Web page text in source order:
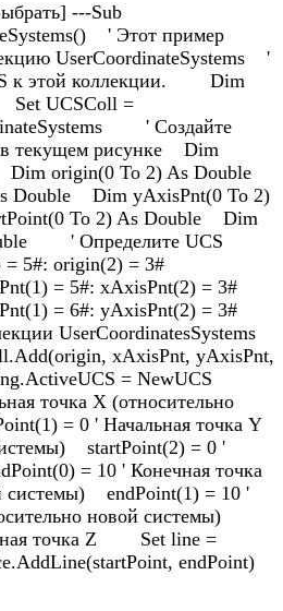
---Sub
' Этот пример
UserCoordinateSystems '
к этой коллекции. Dim
Set UCSColl =
' Создайте
текущем рисунке Dim
origin(0 To 2) As Double
Double Dim yAxisPnt(0 To 2)
To 2) As Double Dim
' Определите UCS
= 5#: origin(2) = 3#
= 5#: xAxisPnt(2) = 3#
= 6#: yAxisPnt(2) = 3#
UserCoordinatesSystems
xAxisPnt, yAxisPnt,
= NewUCS
точка X (относительно
= 0 ' Начальная точка Y
startPoint(2) = 0 '
= 10 ' Конечная точка
системы) endPoint(1) = 10 '
новой системы)
точка Z Set line =
endPoint)